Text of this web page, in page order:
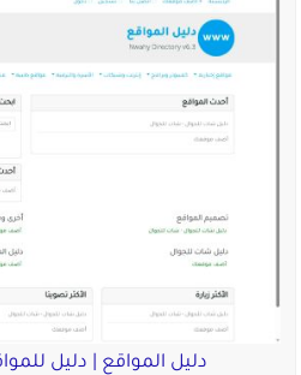
دليل المواقع | دليل